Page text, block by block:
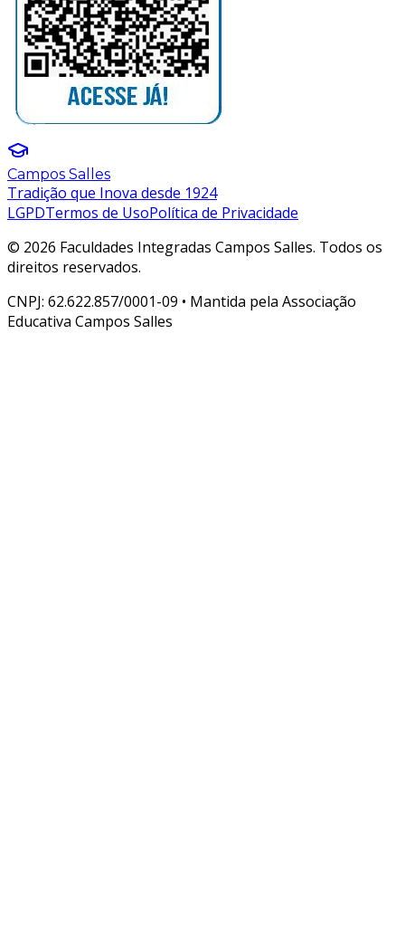
Campos Salles
Tradição que Inova desde 1924
LGPDTermos de UsoPolítica de Privacidade
© 2026 Faculdades Integradas Campos Salles. Todos os
direitos reservados.
CNPJ: 62.622.857/0001-09 • Mantida pela Associação
Educativa Campos Salles